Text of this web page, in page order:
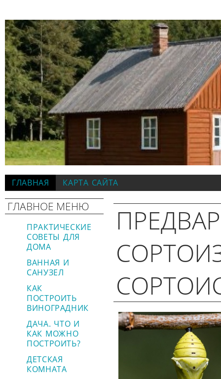
ГЛАВНАЯ КАРТА САЙТА
ГЛАВНОЕ МЕНЮ
ПРАКТИЧЕСКИЕ
СОВЕТЫ ДЛЯ
ДОМА
ВАННАЯ И
САНУЗЕЛ
КАК
ПОСТРОИТЬ
ВИНОГРАДНИК
ДАЧА. ЧТО И
КАК МОЖНО
ПОСТРОИТЬ?
ДЕТСКАЯ
КОМНАТА